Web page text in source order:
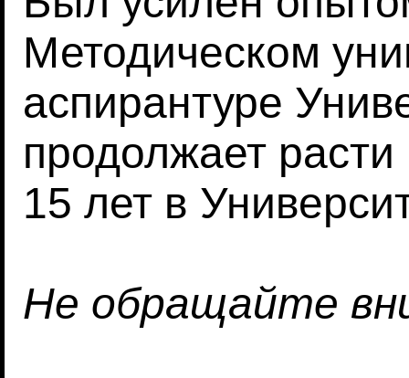
Методическом
аспирантуре
продолжает
15 лет в
Не обращайте